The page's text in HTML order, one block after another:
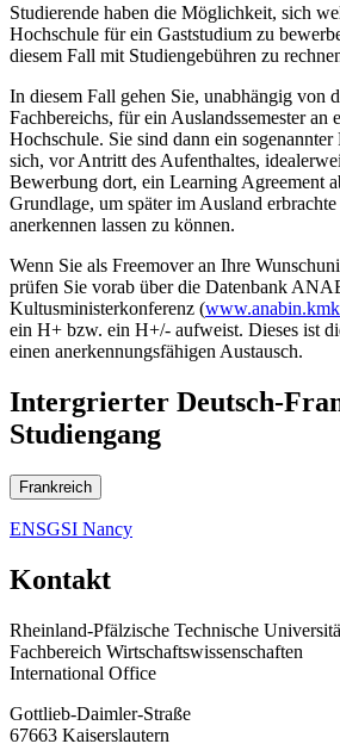
Studierende haben die Möglichkeit, sich
Hochschule für ein Gaststudium zu
diesem Fall mit Studiengebühren zu
In diesem Fall gehen Sie, unabhängig von
Fachbereichs, für ein Auslandssemester an
Hochschule. Sie sind dann ein
sich, vor Antritt des Aufenthaltes,
Bewerbung dort, ein Learning Agreement
Grundlage, um später im Ausland
anerkennen lassen zu können.
Wenn Sie als Freemover an Ihre
prüfen Sie vorab über die Datenbank
Kultusministerkonferenz (
ein H+ bzw. ein H+/- aufweist. Dieses ist
einen anerkennungsfähigen Austausch.
Intergrierter Deutsch-
Studiengang
Frankreich
ENSGSI Nancy
Kontakt
Rheinland-Pfälzische Technische
Fachbereich Wirtschaftswissenschaften
International Office
Gottlieb-Daimler-Straße
67663 Kaiserslautern